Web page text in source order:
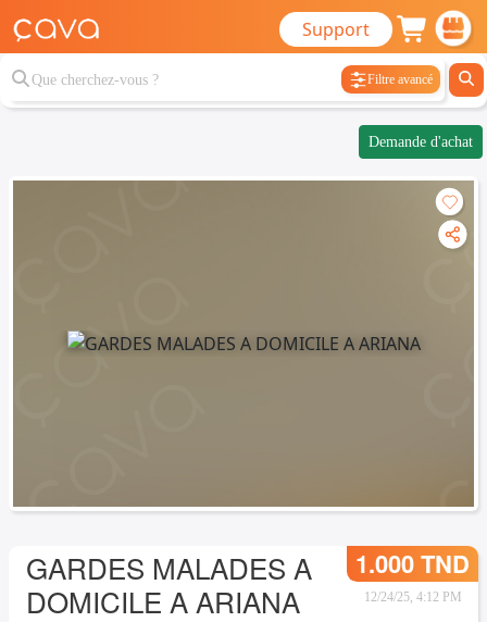
Support
Filtre avancé
Demande d'achat
GARDES MALADES A
DOMICILE A ARIANA
1.000 TND
12/24/25, 4:12 PM